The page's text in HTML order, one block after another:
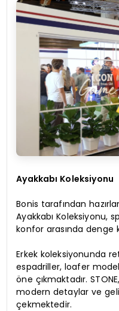
Ayakkabı Koleksiyonu
Bonis tarafından
Ayakkabı Koleksiyonu,
konfor arasında denge
Erkek koleksiyonunda
espadriller, loafer
öne çıkmaktadır.
modern detaylar ve
çekmektedir.